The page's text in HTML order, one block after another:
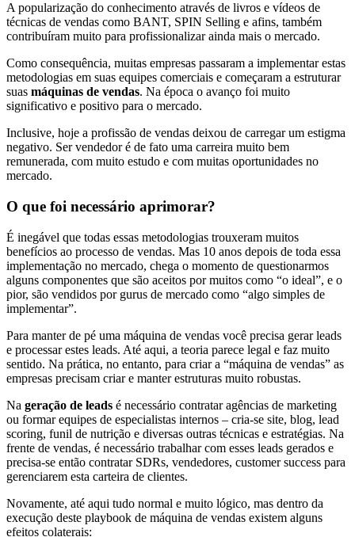
A popularização do conhecimento através de livros e vídeos de
técnicas de vendas como BANT, SPIN Selling e afins, também
contribuíram muito para profissionalizar ainda mais o mercado.
Como consequência, muitas empresas passaram a implementar estas
metodologias em suas equipes comerciais e começaram a estruturar
suas máquinas de vendas. Na época o avanço foi muito
significativo e positivo para o mercado.
Inclusive, hoje a profissão de vendas deixou de carregar um estigma
negativo. Ser vendedor é de fato uma carreira muito bem
remunerada, com muito estudo e com muitas oportunidades no
mercado.
O que foi necessário aprimorar?
É inegável que todas essas metodologias trouxeram muitos
benefícios ao processo de vendas. Mas 10 anos depois de toda essa
implementação no mercado, chega o momento de questionarmos
alguns componentes que são aceitos por muitos como “o ideal”, e o
pior, são vendidos por gurus de mercado como “algo simples de
implementar”.
Para manter de pé uma máquina de vendas você precisa gerar leads
e processar estes leads. Até aqui, a teoria parece legal e faz muito
sentido. Na prática, no entanto, para criar a “máquina de vendas” as
empresas precisam criar e manter estruturas muito robustas.
Na geração de leads é necessário contratar agências de marketing
ou formar equipes de especialistas internos – cria-se site, blog, lead
scoring, funil de nutrição e diversas outras técnicas e estratégias. Na
frente de vendas, é necessário trabalhar com esses leads gerados e
precisa-se então contratar SDRs, vendedores, customer success para
gerenciarem esta carteira de clientes.
Novamente, até aqui tudo normal e muito lógico, mas dentro da
execução deste playbook de máquina de vendas existem alguns
efeitos colaterais: